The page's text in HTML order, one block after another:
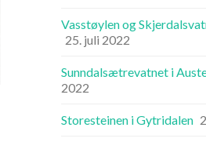
Vasstøylen og
25. juli 2022
Sunndalsætrevatnet i
2022
Storesteinen i Gytridalen